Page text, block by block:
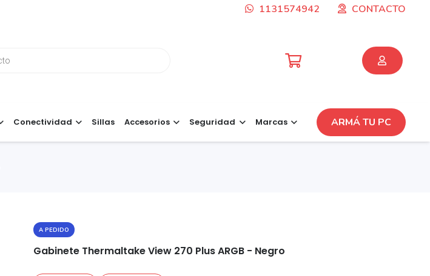
1131574942 CONTACTO
Conectividad Sillas Accesorios Seguridad Marcas ARMÁ TU PC
A PEDIDO
Gabinete Thermaltake View 270 Plus ARGB - Negro